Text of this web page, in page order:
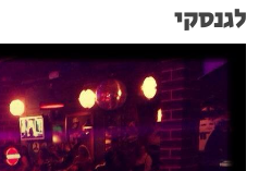
לגנסקי